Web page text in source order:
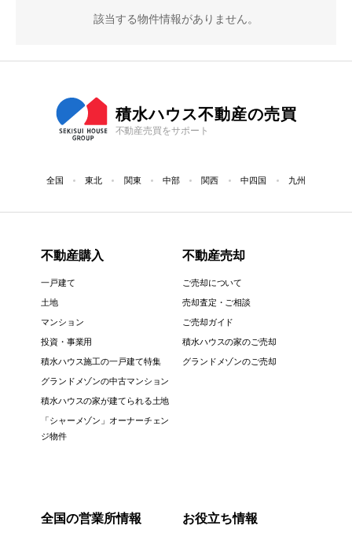
該当する物件情報がありません。
積水ハウス不動産の売買
不動産売買をサポート
全国 東北 関東 中部 関西 中四国 九州
不動産購入
一戸建て
土地
マンション
投資・事業用
積水ハウス施工の一戸建て特集
グランドメゾンの中古マンション
積水ハウスの家が建てられる土地
「シャーメゾン」オーナーチェン
ジ物件
不動産売却
ご売却について
売却査定・ご相談
ご売却ガイド
積水ハウスの家のご売却
グランドメゾンのご売却
全国の営業所情報 お役立ち情報